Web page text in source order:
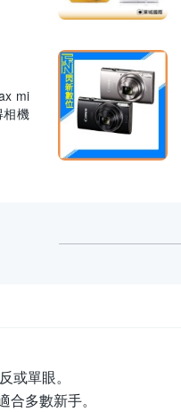
聖
mi
相機
或單眼。
多數新手。